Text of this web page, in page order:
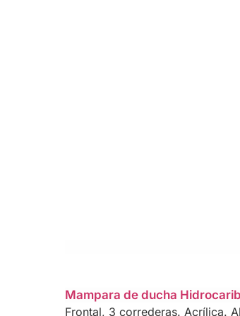
Mampara de ducha
Frontal, 3 correderas. Acrílica.